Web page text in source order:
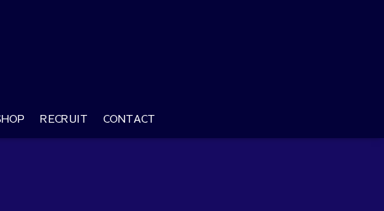
RECRUIT CONTACT